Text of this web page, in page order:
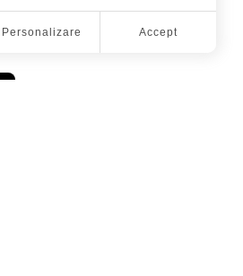
44 45 ›
Personalizare Accept